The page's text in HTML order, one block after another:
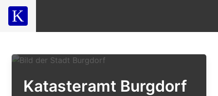
Katasteramt Burgdorf